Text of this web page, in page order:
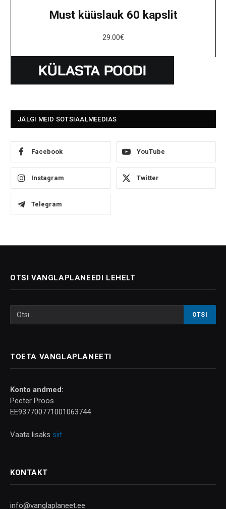
Must küüslauk 60 kapslit
29.00€
JÄLGI MEID SOTSIAALMEEDIAS
Facebook YouTube
Instagram Twitter
Telegram
OTSI VANGLAPLANEEDI LEHELT
TOETA VANGLAPLANEETI
Konto andmed:
Peeter Proos
EE937700771001063744
Vaata lisaks siit
KONTAKT
info@vanglaplaneet.ee